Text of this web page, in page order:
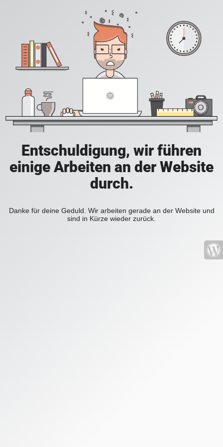
Entschuldigung, wir führen
einige Arbeiten an der Website
durch.
Danke für deine Geduld. Wir arbeiten gerade an der Website und
sind in Kürze wieder zurück.